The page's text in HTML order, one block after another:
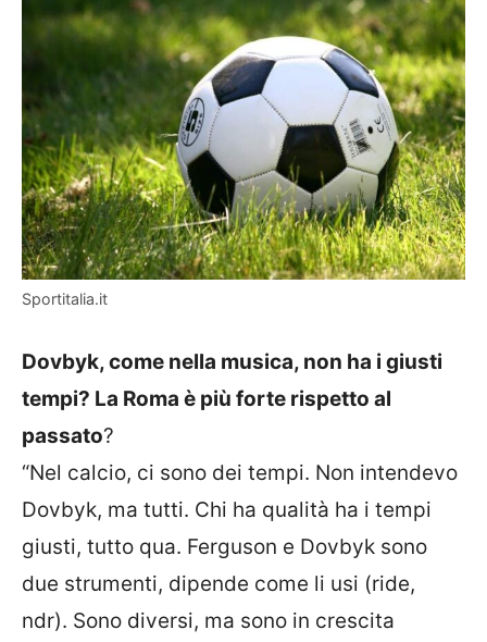
Sportitalia.it
Dovbyk, come nella musica, non ha i giusti
tempi? La Roma è più forte rispetto al
passato?
“Nel calcio, ci sono dei tempi. Non intendevo
Dovbyk, ma tutti. Chi ha qualità ha i tempi
giusti, tutto qua. Ferguson e Dovbyk sono
due strumenti, dipende come li usi (ride,
ndr). Sono diversi, ma sono in crescita